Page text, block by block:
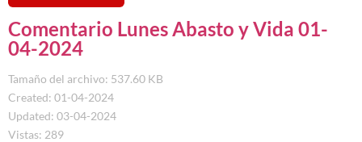
Comentario Lunes Abasto y Vida 01-
04-2024
Tamaño del archivo: 537.60 KB
Created: 01-04-2024
Updated: 03-04-2024
Vistas: 289